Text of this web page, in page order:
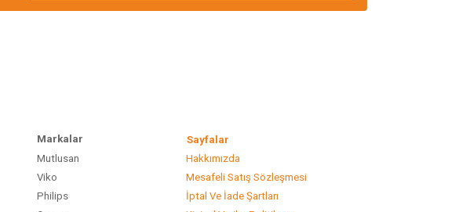
Markalar Sayfalar
Mutlusan Hakkımızda
Viko Mesafeli Satış Sözleşmesi
Philips İptal Ve İade Şartları